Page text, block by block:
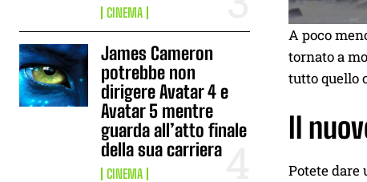
CINEMA
James Cameron
potrebbe non
dirigere Avatar 4 e
Avatar 5 mentre
guarda all’atto finale
della sua carriera
CINEMA
A poco
tornato a
tutto quello
Il
Potete